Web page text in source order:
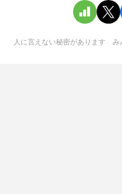
人に言えない秘密があります